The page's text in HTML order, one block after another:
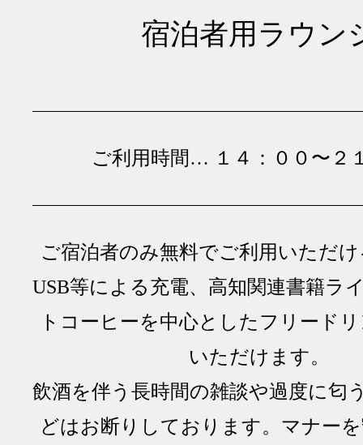
宿泊者用ラウン
ご利用時間… １４：００〜２
ご宿泊者のみ無料でご利用いただ
USB等による充電、高知関連書籍ラ
トコーヒーを中心としたフリード
いただけます。
飲酒を伴う長時間の雑談や過度に匂
どはお断りしております。マナー